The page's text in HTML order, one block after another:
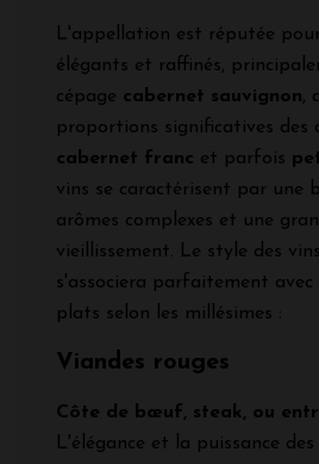
L'appellation est réputée
élégants et raffinés,
cépage cabernet sauvignon,
proportions significatives des
cabernet franc et parfois
vins se caractérisent par une
arômes complexes et une
vieillissement. Le style des
s'associera parfaitement avec
plats selon les millésimes :
Viandes rouges
Côte de bœuf, steak, ou
L'élégance et la puissance